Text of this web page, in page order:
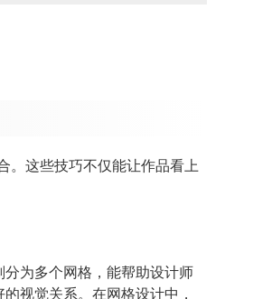
。这些技巧不仅能让作品看上
为多个网格，能帮助设计师
视觉关系。在网格设计中，